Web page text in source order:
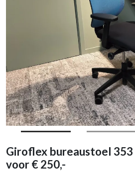
Giroflex bureaustoel 353
voor € 250,-